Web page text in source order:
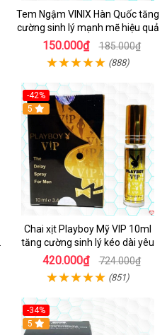
Tem Ngậm VINIX Hàn Quốc tăng
cường sinh lý mạnh mẽ hiệu quả
150.000₫ 185.000₫
(888)
-42%
5
Chai xịt Playboy Mỹ VIP 10ml
tăng cường sinh lý kéo dài yêu
420.000₫ 724.000₫
(851)
-34%
5